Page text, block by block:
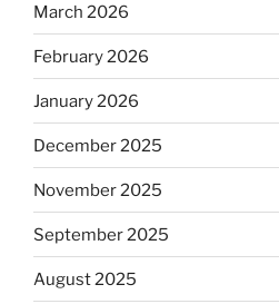
March 2026
February 2026
January 2026
December 2025
November 2025
September 2025
August 2025